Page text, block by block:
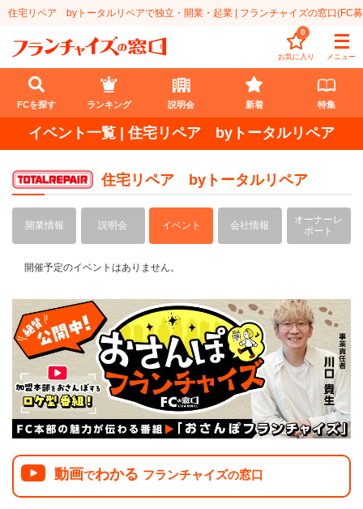
住宅リペア byトータルリペアで独立・開業・起業 | フランチャイズの窓口(FC
お気に入り
0
メニュー
FCを探す
業種
代理店業
サービス業
無店舗系
小売業
介護・福祉業
美容・健康業
海外FC本部
開業資金
301万円～500万円
501万円～1000万円
1001万円以上
東北
甲信越・北陸
関東
東海
近畿
四国
総合ランキング
介護
塾
飲食
リペアクリーニング
説明会
イベント
お役立ち情報コラム
会員登録 ログイン
FCを探す ランキング 説明会 新着 特集
イベント一覧 | 住宅リペア byトータルリペア
住宅リペア byトータルリペア
開業情報 説明会 イベント 会社情報
オーナーレ
ポート
開催予定のイベントはありません。
動画でわかる フランチャイズの窓口